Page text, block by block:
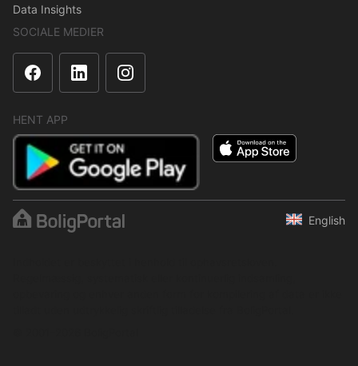
Data Insights
SOCIALE MEDIER
HENT APP
English